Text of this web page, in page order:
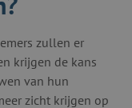
zullen er
krijgen de kans
van hun
zicht krijgen op